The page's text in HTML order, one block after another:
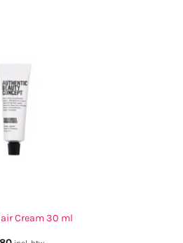
Cream 30 ml